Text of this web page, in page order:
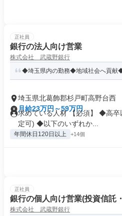
正社員
銀行の法人向け営業
株式会社 武蔵野銀行
◆埼玉県内の勤務◆地域社会へ貢献
埼玉県北葛飾郡杉戸町高野台西
月給23万円～59万円
求めている人材 【必須】 ◆高
定可) ◆以下のいずれか...
年間休日120日以上 +14個
正社員
銀行の個人向け営業(投資信託
株式会社 武蔵野銀行